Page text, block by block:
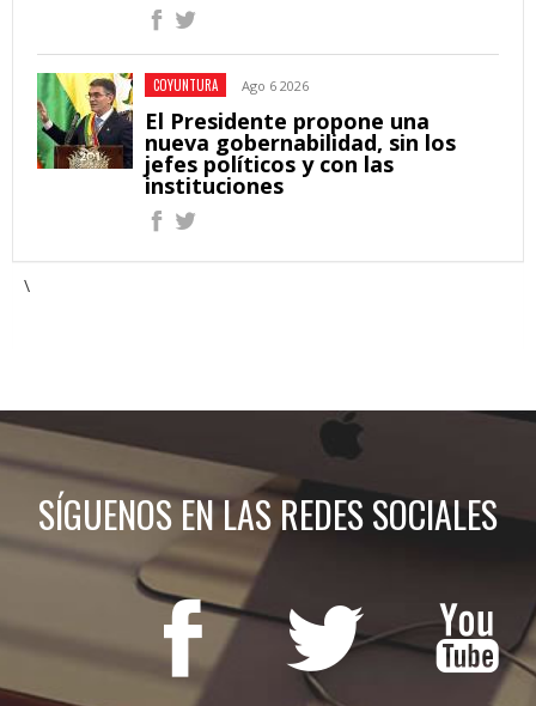
COYUNTURA Ago 6 2026
El Presidente propone una
nueva gobernabilidad, sin los
jefes políticos y con las
instituciones
\
SÍGUENOS EN LAS REDES SOCIALES